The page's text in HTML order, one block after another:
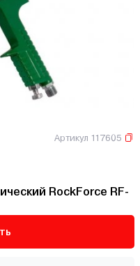
Артикул 117605
RockForce RF-